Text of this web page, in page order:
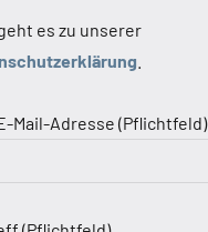
es zu unserer
Mail-Adresse (Pflichtfeld)